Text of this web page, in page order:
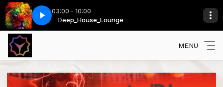
03:00 - 10:00
Deep_House_Lounge
Remix)Shakira - Me Enamoré (Pablo Mas & Juán Alcaraz Remix)
MENU